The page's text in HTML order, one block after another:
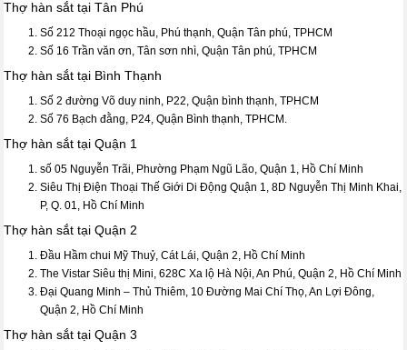
Thợ hàn sắt tại Tân Phú
Số 212 Thoại ngọc hầu, Phú thạnh, Quận Tân phú, TPHCM
Số 16 Trần văn ơn, Tân sơn nhì, Quận Tân phú, TPHCM
Thợ hàn sắt tại Bình Thạnh
Số 2 đường Võ duy ninh, P22, Quận bình thạnh, TPHCM
Số 76 Bạch đằng, P24, Quận Bình thạnh, TPHCM.
Thợ hàn sắt tại Quận 1
số 05 Nguyễn Trãi, Phường Phạm Ngũ Lão, Quận 1, Hồ Chí Minh
Siêu Thị Điện Thoại Thế Giới Di Động Quận 1, 8D Nguyễn Thị Minh Khai,
P, Q. 01, Hồ Chí Minh
Thợ hàn sắt tại Quận 2
Đầu Hầm chui Mỹ Thuỷ, Cát Lái, Quận 2, Hồ Chí Minh
The Vistar Siêu thị Mini, 628C Xa lộ Hà Nội, An Phú, Quận 2, Hồ Chí Minh
Đại Quang Minh – Thủ Thiêm, 10 Đường Mai Chí Thọ, An Lợi Đông,
Quận 2, Hồ Chí Minh
Thợ hàn sắt tại Quận 3